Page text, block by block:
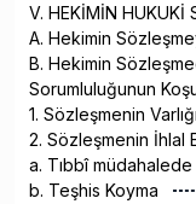
V. HEKİMİN HUKUKİ
A. Hekimin
B. Hekimin
Sorumluluğunun
1. Sözleşmenin Varlığı
2. Sözleşmenin İhlal
a. Tıbbî
b. Teşhis Koyma